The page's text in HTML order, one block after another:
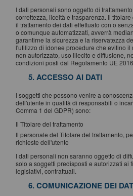
I dati personali sono oggetto di
correttezza, liceità e trasparenza. Il
il trattamento dei dati effettuato con o
o comunque automatizzati, avverrà
garantirne la sicurezza e la riservatezza
l'utilizzo di idonee procedure che evitino il
non autorizzato, uso illecito e diffusione,
condizioni posti dal Regolamento UE
5. ACCESSO AI DATI
I soggetti che possono venire a
dell'utente in qualità di responsabili o
Comma 1 del GDPR) sono:
Il Titolare del trattamento
Il personale del Titolare del trattamento,
richieste dell'utente
I dati personali non saranno oggetto di
solo a soggetti predisposti e autorizzati ai
legislativi, contrattuali.
6. COMUNICAZIONE DEI